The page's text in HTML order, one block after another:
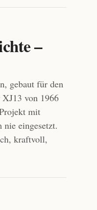
–
gebaut für den
von 1966
mit
eingesetzt.
kraftvoll,